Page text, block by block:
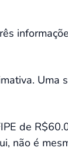
Uma
de
não é